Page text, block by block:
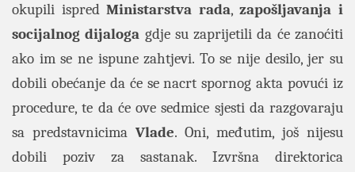
okupili ispredMinistarstva rada,zapošljavanja i
socijalnog dijaloga gdje su zaprijetili da će zanoćiti
ako im se ne ispune zahtjevi. To se nije desilo, jer su
dobili obećanje da će se nacrt spornog akta povući iz
procedure, te da će ove sedmice sjesti da razgovaraju
sa predstavnicima Vlade. Oni, međutim, još nijesu
dobili poziv za sastanak. Izvršna direktorica